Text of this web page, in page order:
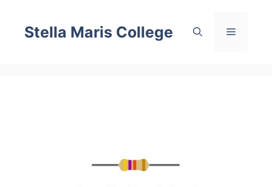
content
Stella Maris College Menu